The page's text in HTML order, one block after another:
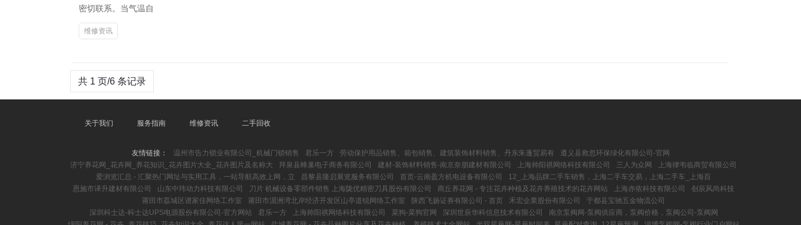
密切联系。当气温自
维修资讯
共 1 页/6 条记录
关于我们 服务指南 维修资讯 二手回收
友情链接： 温州市告力锁业有限公司_机械门锁销售 君乐一方 劳动保护用品销售、箱包销售、建筑装饰材料销售、丹东朱蓬贸易有
遵义县救忽环保绿化有限公司-官网
济宁养花网_花卉网_养花知识_花卉图片大全_花卉图片及名称大
拜泉县蜂巢电子商务有限公司 建材-装饰材料销售-南京奈朋建材有限公司 上海帅阳祺网络科技有限公司 三人为众网
上海律韦临商贸有限公司
爱浏览汇总 - 汇聚热门网址与实用工具，一站导航高效上网，立
昌黎县隆启展览服务有限公司 首页-云南盈方机电设备有限公司
12_上海品牌二手车销售，上海二手车交易，上海二手车_上海百
恩施市译升建材有限公司
山东中玮动力科技有限公司 刀片 机械设备零部件销售 上海陇优精密刀具股份有限公司 商丘养花网 - 专注花卉种植及花卉养殖技术的花卉网站 上海赤依科技有限公司
创辰风尚科技
莆田市荔城区谱家佳网络工作室
莆田市湄洲湾北岸经济开发区山亭道锐网络工作室 陕西飞扬证券有限公司 - 首页 禾宏企業股份有限公司
于都县宝驰五金物流公司
深圳科士达-科士达UPS电源股份有限公司-官方网站
君乐一方 上海帅阳祺网络科技有限公司 菜狗-菜狗官网 深圳世辰华科信息技术有限公司
南京泵阀网-泵阀供应商，泵阀价格，泵阀公司-泵阀网